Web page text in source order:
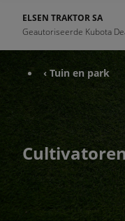
ELSEN TRAKTOR SA
Geautoriseerde Kubota
‹ Tuin en park
Cultivatoren